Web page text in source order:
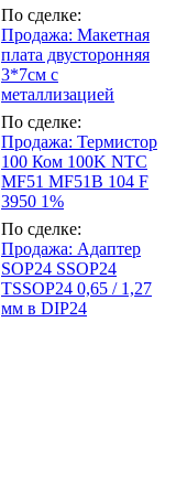
По сделке:
Продажа: Макетная
плата двусторонняя
3*7см с
металлизацией
По сделке:
Продажа: Термистор
100 Ком 100K NTC
MF51 MF51B 104 F
3950 1%
По сделке:
Продажа: Адаптер
SOP24 SSOP24
TSSOP24 0,65 / 1,27
мм в DIP24